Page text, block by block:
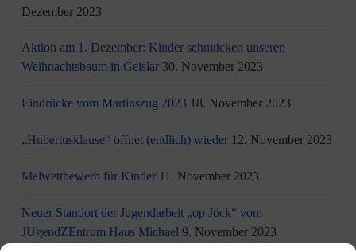
Dezember 2023
Aktion am 1. Dezember: Kinder schmücken unseren
Weihnachtsbaum in Geislar 30. November 2023
Eindrücke vom Martinszug 2023 18. November 2023
„Hubertusklause“ öffnet (endlich) wieder 12. November 2023
Malwettbewerb für Kinder 11. November 2023
Neuer Standort der Jugendarbeit „op Jöck“ vom
JUgendZEntrum Haus Michael 9. November 2023